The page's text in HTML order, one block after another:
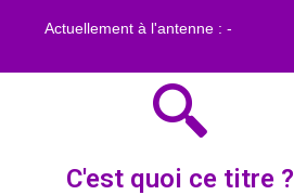
C'est quoi ce titre ?